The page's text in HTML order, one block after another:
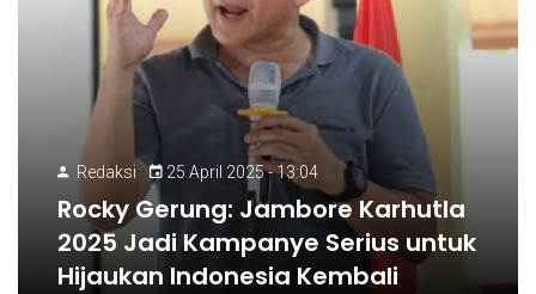
Redaksi 25 April 2025 - 13:04
Rocky Gerung: Jambore Karhutla
2025 Jadi Kampanye Serius untuk
Hijaukan Indonesia Kembali